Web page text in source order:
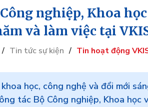
nghiệp, Khoa
và làm việc tại
/ Tin tức sự kiện / Tin hoạt động
học, công nghệ và đổi mới
tác Bộ Công nghiệp, Khoa học